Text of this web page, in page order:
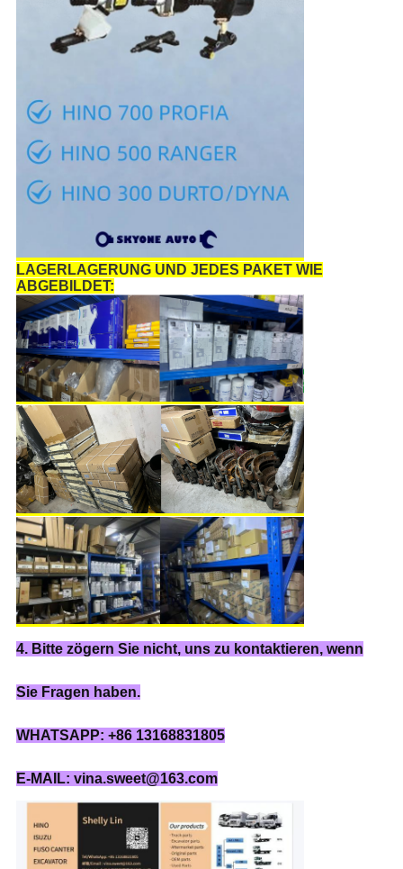
LAGERLAGERUNG UND JEDES PAKET WIE
ABGEBILDET:
4. Bitte zögern Sie nicht, uns zu kontaktieren, wenn
Sie Fragen haben.
WHATSAPP: +86 13168831805
E-MAIL: vina.sweet@163.com